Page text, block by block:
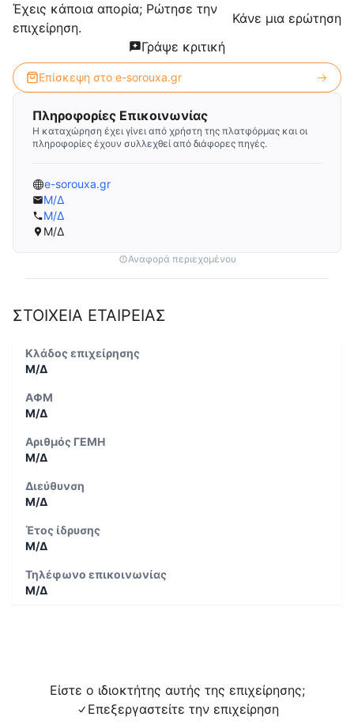
Έχεις κάποια απορία; Ρώτησε την
επιχείρηση.
Κάνε μια ερώτηση
Γράψε κριτική
Επίσκεψη στο e-sorouxa.gr
Πληροφορίες Επικοινωνίας
Η καταχώρηση έχει γίνει από χρήστη της πλατφόρμας και οι
πληροφορίες έχουν συλλεχθεί από διάφορες πηγές.
e-sorouxa.gr
Μ/Δ
Μ/Δ
Μ/Δ
Αναφορά περιεχομένου
ΣΤΟΙΧΕΙΑ ΕΤΑΙΡΕΙΑΣ
Κλάδος επιχείρησης
Μ/Δ
ΑΦΜ
Μ/Δ
Αριθμός ΓΕΜΗ
Μ/Δ
Διεύθυνση
Μ/Δ
Έτος ίδρυσης
Μ/Δ
Τηλέφωνο επικοινωνίας
Μ/Δ
Είστε ο ιδιοκτήτης αυτής της επιχείρησης;
Επεξεργαστείτε την επιχείρηση